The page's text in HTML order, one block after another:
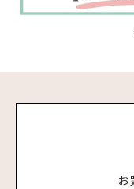
お